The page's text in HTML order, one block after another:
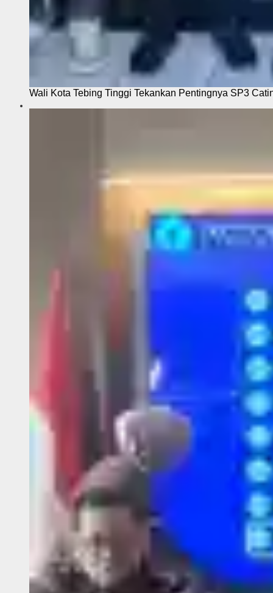
Wali Kota Tebing Tinggi Tekankan Pentingnya SP3